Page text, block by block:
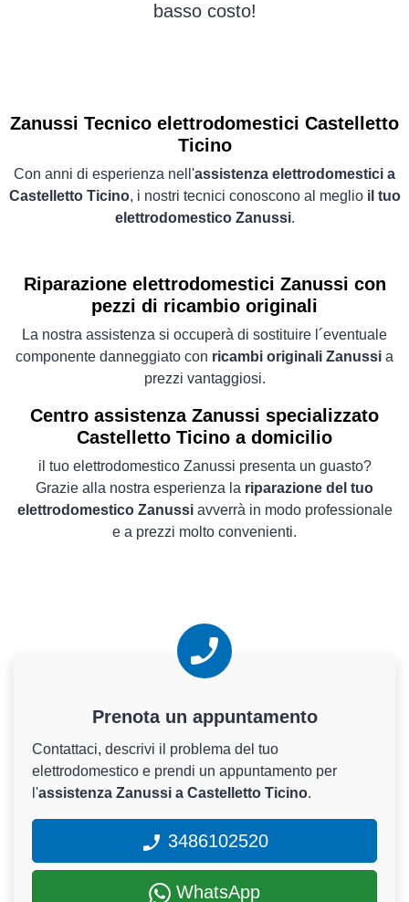
basso costo!
Zanussi Tecnico elettrodomestici Castelletto
Ticino
Con anni di esperienza nell'assistenza elettrodomestici a
Castelletto Ticino, i nostri tecnici conoscono al meglio il tuo
elettrodomestico Zanussi.
Riparazione elettrodomestici Zanussi con
pezzi di ricambio originali
La nostra assistenza si occuperà di sostituire l´eventuale
componente danneggiato con ricambi originali Zanussi a
prezzi vantaggiosi.
Centro assistenza Zanussi specializzato
Castelletto Ticino a domicilio
il tuo elettrodomestico Zanussi presenta un guasto?
Grazie alla nostra esperienza la riparazione del tuo
elettrodomestico Zanussiavverrà in modo professionale
e a prezzi molto convenienti.
Prenota un appuntamento
Contattaci, descrivi il problema del tuo
elettrodomestico e prendi un appuntamento per
l'assistenza Zanussi a Castelletto Ticino.
3486102520
WhatsApp